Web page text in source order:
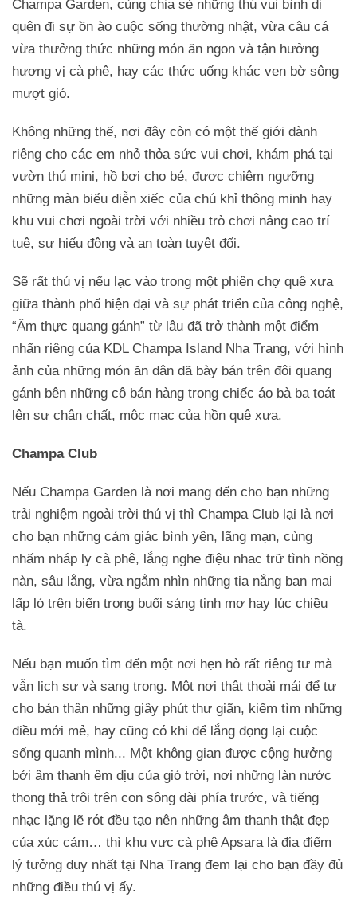
Champa Garden, cùng chia sẻ những thú vui bình dị
quên đi sự ồn ào cuộc sống thường nhật, vừa câu cá
vừa thưởng thức những món ăn ngon và tận hưởng
hương vị cà phê, hay các thức uống khác ven bờ sông
mượt gió.
Không những thế, nơi đây còn có một thế giới dành
riêng cho các em nhỏ thỏa sức vui chơi, khám phá tại
vườn thú mini, hồ bơi cho bé, được chiêm ngưỡng
những màn biểu diễn xiếc của chú khỉ thông minh hay
khu vui chơi ngoài trời với nhiều trò chơi nâng cao trí
tuệ, sự hiếu động và an toàn tuyệt đối.
Sẽ rất thú vị nếu lạc vào trong một phiên chợ quê xưa
giữa thành phố hiện đại và sự phát triển của công nghệ,
“Ẩm thực quang gánh” từ lâu đã trở thành một điểm
nhấn riêng của KDL Champa Island Nha Trang, với hình
ảnh của những món ăn dân dã bày bán trên đôi quang
gánh bên những cô bán hàng trong chiếc áo bà ba toát
lên sự chân chất, mộc mạc của hồn quê xưa.
Champa Club
Nếu Champa Garden là nơi mang đến cho bạn những
trải nghiệm ngoài trời thú vị thì Champa Club lại là nơi
cho bạn những cảm giác bình yên, lãng mạn, cùng
nhấm nháp ly cà phê, lắng nghe điệu nhac trữ tình nồng
nàn, sâu lắng, vừa ngắm nhìn những tia nắng ban mai
lấp ló trên biển trong buổi sáng tinh mơ hay lúc chiều
tà.
Nếu bạn muốn tìm đến một nơi hẹn hò rất riêng tư mà
vẫn lịch sự và sang trọng. Một nơi thật thoải mái để tự
cho bản thân những giây phút thư giãn, kiếm tìm những
điều mới mẻ, hay cũng có khi để lắng đọng lại cuộc
sống quanh mình... Một không gian được cộng hưởng
bởi âm thanh êm dịu của gió trời, nơi những làn nước
thong thả trôi trên con sông dài phía trước, và tiếng
nhạc lặng lẽ rót đều tạo nên những âm thanh thật đẹp
của xúc cảm… thì khu vực cà phê Apsara là địa điểm
lý tưởng duy nhất tại Nha Trang đem lại cho bạn đầy đủ
những điều thú vị ấy.